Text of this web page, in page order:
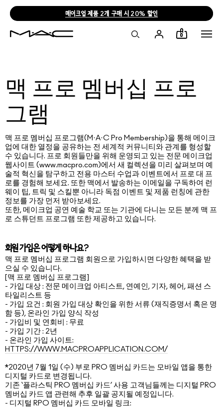
메이크업 제품 2개 구매 시 20% 할인
0
맥 프로 멤버십 프로
그램
맥 프로 멤버십 프로그램(M·A·C Pro Membership)을 통해 메이크
업에 대한 열정을 공유하는 전 세계적 커뮤니티와 관계를 형성할
수 있습니다. 프로 회원들만을 위해 운영되고 있는 전문 메이크업
웹사이트 (www.macpro.com)에서 새 컬렉션을 미리 살펴보며 예
술적 혁신을 탐구하고 전용 마스터 수업과 이벤트에서 프로 대 프
로를 경험해 보세요. 또한 맥에서 발송하는 이메일을 구독하여 런
웨이 팁, 트릭 및 스킬뿐 아니라 독점 이벤트 및 제품 런칭에 관한
정보를 가장 먼저 받아보세요.
또한, 메이크업 공연 예술 학교 또는 기관에 다니는 모든 분께 맥 프
로 스튜던트 프로그램 또한 제공하고 있습니다.
회원 가입은 어떻게 하나요?
맥 프로 멤버십 프로그램 회원으로 가입하시면 다양한 혜택을 받
으실 수 있습니다.
[맥 프로 멤버십 프로그램]
- 가입 대상 : 전문 메이크업 아티스트, 연예인, 기자, 헤어, 패션 스
타일리스트 등
- 가입 요건 : 회원 가입 대상 확인을 위한 서류 (재직증명서 혹은 명
함 등), 온라인 가입 양식 작성
- 가입비 및 연회비 : 무료
- 가입 기간 : 2년
- 온라인 가입 사이트:
HTTPS://WWW.MACPROAPPLICATION.COM/
*2020년 7월 1일 (수) 부로 PRO 멤버십 카드는 모바일 앱을 통한
디지털 카드로 변경됩니다.
기존 ‘플라스틱 PRO 멤버십 카드’ 사용 고객님들께는 디지털 PRO
멤버십 카드 앱 관련해 추후 일괄 공지될 예정입니다.
- 디지털 RPO 멤버십 카드 모바일 링크: